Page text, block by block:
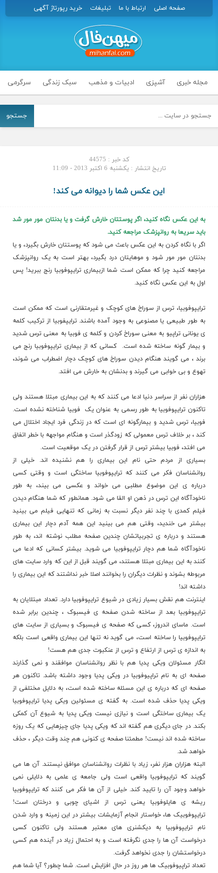
صفحه اصلی ارتباط با ما تبلیغات خرید رپورتاژ آگهی
مجله خبری آشپزی ادبیات و مذهب سبک زندگی سرگرمی
جستجو
کد خبر : 44575
تاریخ انتشار : یکشنبه 6 اکتبر 2013 - 11:09
این عکس شما را دیوانه می کند!
به این عکس نگاه کنید، اگر پوستتان خارش گرفت و یا بدنتان مور مور شد
باید سریعا به روانپزشک مراجعه کنید.
اگر با نگاه کردن به این عکس باعث می شود که پوستتان خارش بگیرد، و یا
بدنتان مور مور شود و موهایتان درد بگیرد، بهتر است به یک روانپزشک
مراجعه کنید چرا که ممکن است شما ازبیماری ترایپوفوبیا رنج ببرید! پس
اول به این عکس نگاه کنید.
ترایپوفوبیا، ترس از سوراخ های کوچک و غیرمتقارنی است که ممکن است
به طور طبیعی یا مصنوعی به وجود آمده باشند. ترایپفوبیا از ترکیب کلمه
ی یونانی تراپیو به معنی سوراخ کردن و کلمه ی فوبیا به معنی ترس شدید
و بیمار گونه ساخته شده است. کسانی که از بیماری ترایپوفوبیا رنج می
برند ، می گویند هنگام دیدن سوراخ های کوچک دچار اضطراب می شوند،
تهوع و بی خوابی می گیرند و بدنشان به خارش می افتد.
هزاران نفر از سراسر دنیا ادعا می کنند که به این بیماری مبتلا هستند ولی
تاکنون ترایپوفوبیا به طور رسمی به عنوان یک فوبیا شناخته نشده است.
فوبیا، ترس شدید و بیمارگونه ای است که در زندگی فرد ایجاد اختلال می
کند ، بر خلاف ترس معمولی که زودگذر است و هنگام مواجهه با خطر اتفاق
می افتد، فوبیا بیشتر ترس از قرار گرفتن در یک موقعیت است.
بسیاری از مردم حتی نام این بیماری را هم نشنیده اند. خیلی از
روانشناسان فکر می کنند که ترایپوفوبیا ساختگی است و وقتی کسی
درباره ی این موضوع مطلبی می خواند و عکسی می بیند، به طور
ناخودآگاه این ترس در ذهن او القا می شود. همانطور که شما هنگام دیدن
فیلم کمدی با چند نفر دیگر نسبت به زمانی که تنهایی فیلم می بینید
بیشتر می خندید، وقتی هم می بینید این همه آدم دچار این بیماری
هستند و درباره ی تجربیاتشان چندین صفحه مطلب نوشته اند، به طور
ناخودآگاه شما هم دچار ترایپوفوبیا می شوید. بیشتر کسانی که ادعا می
کنند به این بیماری مبتلا هستند، می گویند قبل از این که وارد سایت های
مربوطه بشوند و نظرات دیگران را بخوانند اصلا خبر نداشتند که این بیماری را
داشته اند!
اینترنت هم نقش بسیار زیادی در شیوع ترایپوفوبیا دارد. تعداد مبتلایان به
ترایپوفوبیا بعد از ساخته شدن صفحه ی فیسبوک ، چندین برابر شده
است. ماسای اندروز، کسی که صفحه ی فیسبوک و بسیاری از سایت های
ترایپوفوبیا را ساخته است، می گوید نه تنها این بیماری واقعی است بلکه
به اندازه ی ترس از ارتفاع و ترس از عنکبوت جدی هم هست!
انگار مسئولان ویکی پدیا هم با نظر روانشناسان موافقند و نمی گذارند
صفحه ای به نام تراپیوفوبیا در ویکی پدیا وجود داشته باشد. تاکنون هر
صفحه ای که درباره ی این مسئله ساخته شده است، به دلایل مختلفی از
ویکی پدیا حذف شده است. به گفته ی مسئولین ویکی پدیا ترایپوفوبیا
یک بیماریساختگی است و نیازی نیست ویکی پدیا به شیوع آن کمکی
بکند. در جای دیگری هم گفته اند که ویکی پدیا جای چیزهایی که یک روزه
ساخته شده اند نیست! مطمئنا صفحه ی کنونی هم چند وقت دیگر ، حذف
خواهد شد.
البته هزاران هزار نفر، زیاد با نظرات روانشناسان موافق نیستند. آن ها می
گویند که ترایپوفوبیا واقعی است ولی جامعه ی علمی به دلایلی نمی
خواهد وجود آن را تایید کند. خیلی از آن ها فکر می کنند که ترایپوفوبیا
ریشه ی هایلوفوبیا یعنی ترس از اشیای چوبی و درختان است!
ترایپوفوبیک ها، خواستار انجام آزمایشات بیشتر در این زمینه و وارد شدن
نام ترایپوفوبیا به دیکشنری های معتبر هستند ولی تاکنون کسی
درخواست آن ها را جدی نگرفته است و به احتمال زیاد در آینده هم کسی
درخواستشان را جدی نخواهد گرفت.
تعداد تراپیوفوبیک ها هر روز در حال افزایش است. شما چطور؟ آیا شما هم